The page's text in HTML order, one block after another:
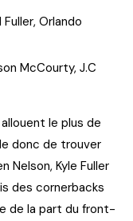
Orlando
McCourty, J.C
le plus de
donc de trouver
Nelson, Kyle Fuller
des cornerbacks
de la part du front-